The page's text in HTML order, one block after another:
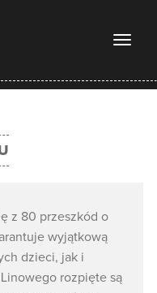
z 80 przeszkód o
wyjątkową
dzieci, jak i
Linowego rozpięte są